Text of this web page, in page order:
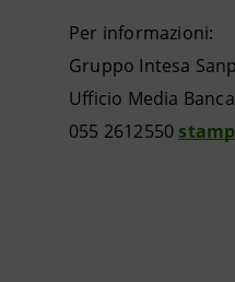
Per informazioni:
Gruppo Intesa
Ufficio Media
055 2612550